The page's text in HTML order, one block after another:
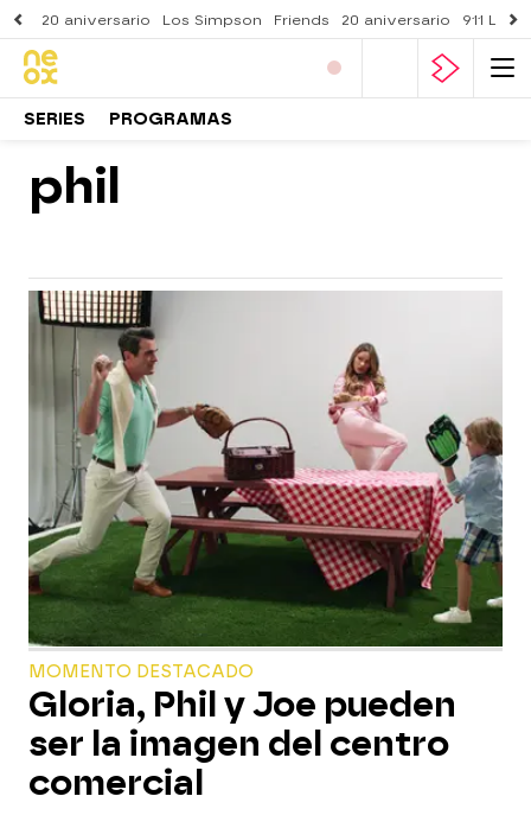
20 aniversario Los Simpson Friends 20 aniversario 911
SERIES PROGRAMAS
phil
MOMENTO DESTACADO
Gloria, Phil y Joe pueden
ser la imagen del centro
comercial